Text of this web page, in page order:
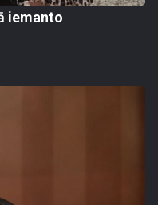
iemanto